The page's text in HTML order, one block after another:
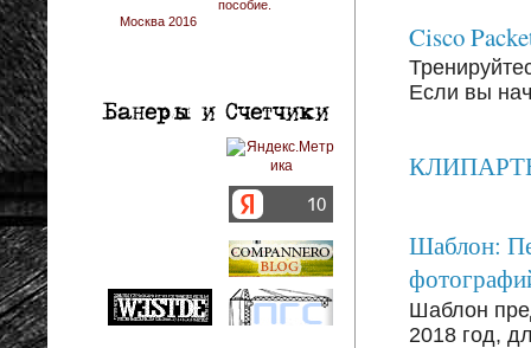
Cisco
Если вы
КЛИПАРТЫ:
Шаблон:
Шаблон
2018 год,
пособие.
Москва 2016